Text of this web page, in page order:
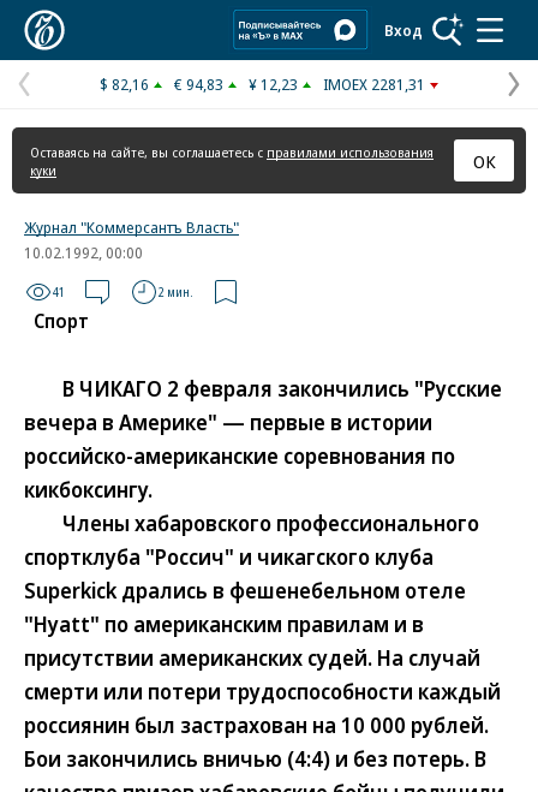
Вход
Предыдущая
страница
$ 82,16 € 94,83 ¥ 12,23 IMOEX 2281,31
Оставаясь на сайте, вы соглашаетесь с правилами использования
куки
ОК
Журнал "Коммерсантъ Власть"
10.02.1992, 00:00
41 2 мин.
Спорт
В ЧИКАГО 2 февраля закончились "Русские
вечера в Америке" — первые в истории
российско-американские соревнования по
кикбоксингу.
Члены хабаровского профессионального
спортклуба "Россич" и чикагского клуба
Superkick дрались в фешенебельном отеле
"Hyatt" по американским правилам и в
присутствии американских судей. На случай
смерти или потери трудоспособности каждый
россиянин был застрахован на 10 000 рублей.
Бои закончились вничью (4:4) и без потерь. В